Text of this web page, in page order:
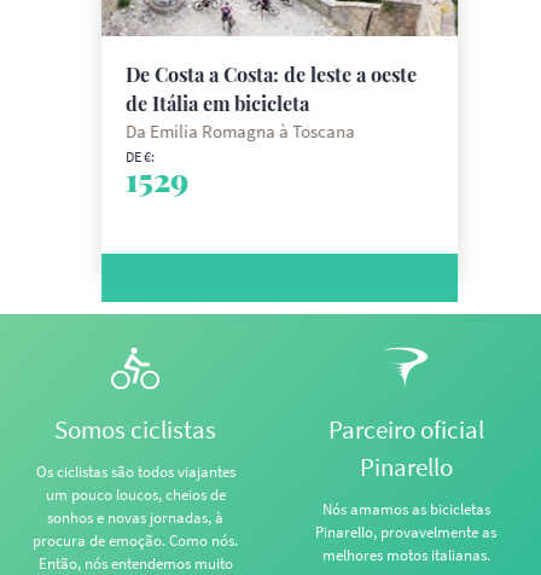
De Costa a Costa: de leste a oeste
de Itália em bicicleta
Da Emilia Romagna à Toscana
DE €:
1529
Somos ciclistas
Os ciclistas são todos viajantes
um pouco loucos, cheios de
sonhos e novas jornadas, à
procura de emoção. Como nós.
Então, nós entendemos muito
Parceiro oficial
Pinarello
Nós amamos as bicicletas
Pinarello, provavelmente as
melhores motos italianas.